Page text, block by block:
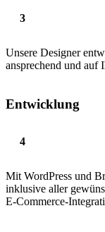
Unsere Designer
ansprechend und auf
Entwicklung
Mit WordPress und
inklusive aller
E-Commerce-